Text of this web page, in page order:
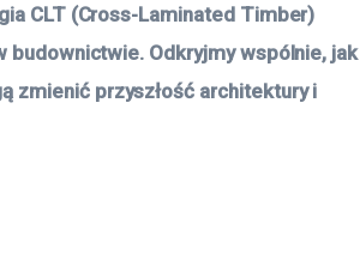
CLT (Cross-Laminated Timber)
budownictwie. Odkryjmy wspólnie, jak
zmienić przyszłość architektury i